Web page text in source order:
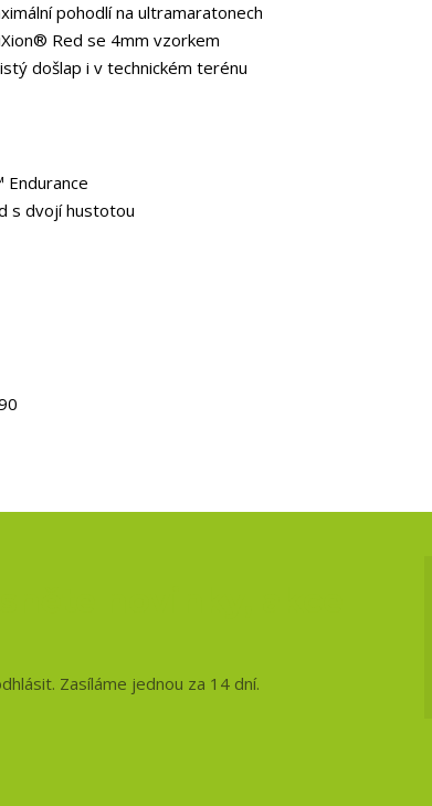
pohodlí na ultramaratonech
Red se 4mm vzorkem
došlap i v technickém terénu
Endurance
s dvojí hustotou
Zasíláme jednou za 14 dní.